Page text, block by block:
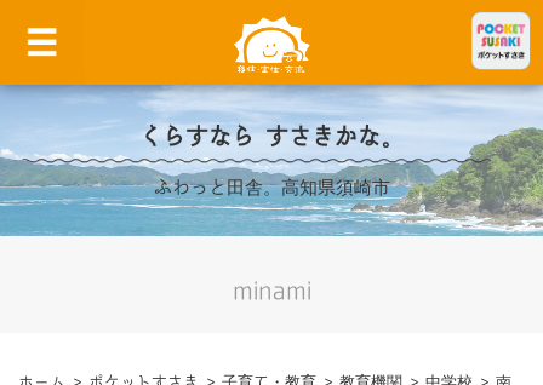
くらすなら すさきかな。
ふわっと田舎。高知県須崎市
minami